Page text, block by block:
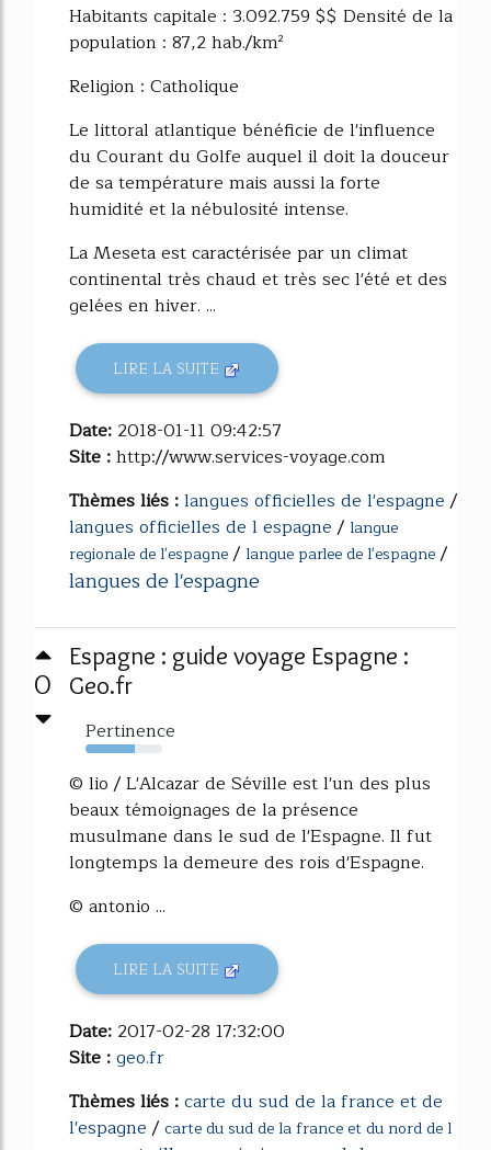
Habitants capitale : 3.092.759 $$ Densité de la
population : 87,2 hab./km²
Religion : Catholique
Le littoral atlantique bénéficie de l'influence
du Courant du Golfe auquel il doit la douceur
de sa température mais aussi la forte
humidité et la nébulosité intense.
La Meseta est caractérisée par un climat
continental très chaud et très sec l'été et des
gelées en hiver. ...
LIRE LA SUITE
Date: 2018-01-11 09:42:57
Site :http://www.services-voyage.com
Thèmes liés :langues officielles de l'espagne/
langues officielles de l espagne/ langue
regionale de l'espagne/ langue parlee de l'espagne/
langues de l'espagne
0
Espagne : guide voyage Espagne :
Geo.fr
Pertinence
64%
© lio / L'Alcazar de Séville est l'un des plus
beaux témoignages de la présence
musulmane dans le sud de l'Espagne. Il fut
longtemps la demeure des rois d'Espagne.
© antonio ...
LIRE LA SUITE
Date: 2017-02-28 17:32:00
Site :geo.fr
Thèmes liés :carte du sud de la france et de
l'espagne/ carte du sud de la france et du nord de l